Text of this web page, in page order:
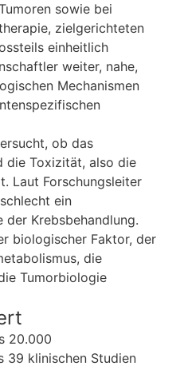
sowie bei
zielgerichteten
einheitlich
weiter, nahe,
Mechanismen
ob das
die Toxizität, also die
Laut Forschungsleiter
ein
Krebsbehandlung.
biologischer Faktor, der
die
Tumorbiologie
20.000
39 klinischen Studien